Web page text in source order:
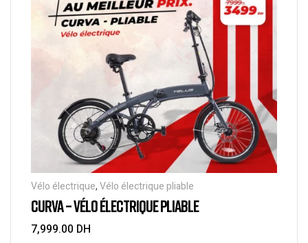
Vélo électrique,Vélo électrique pliable
CURVA – VÉLO ÉLECTRIQUE PLIABLE
7,999.00 DH